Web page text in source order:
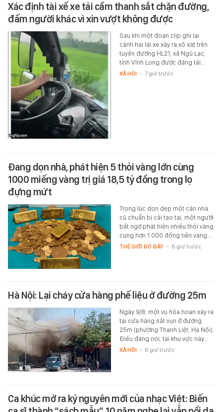
Xác định tài xế xe tải cầm thanh sắt chặn đường,
đấm người khác vì xin vượt không được
Sau khi một đoạn clip ghi lại
cảnh hai lái xe xảy ra xô xát trên
tuyến đường HL21, xã Ngũ Lạc,
tỉnh Vĩnh Long được đăng tải…
XÃ HỘI - 7 giờ trước
Đang dọn nhà, phát hiện 5 thỏi vàng lớn cùng
1000 miếng vàng trị giá 18,5 tỷ đồng trong lọ
đựng mứt
Trong lúc dọn dẹp một căn nhà
cũ chuẩn bị cải tạo tại, một người
bất ngờ phát hiện nhiều thỏi vàng
cùng hơn 1.000 đồng tiền vàng…
THẾ GIỚI ĐÓ ĐÂY - 6 giờ trước
Hà Nội: Lại cháy cửa hàng phế liệu ở đường 25m
Ngày 9/8, một vụ hỏa hoạn xảy ra
tại cửa hàng sắt vụn ở đường
25m (phường Thanh Liệt, Hà Nội).
Điều đáng nói, tại khu vực này…
XÃ HỘI - 6 giờ trước
Ca khúc mở ra kỷ nguyên mới của nhạc Việt: Biến